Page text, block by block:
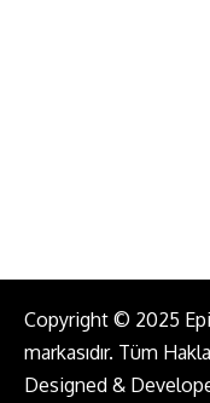
Copyright © 2025
markasıdır. Tüm
Designed &